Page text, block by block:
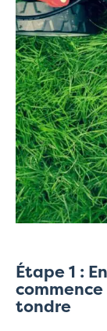
Étape 1 :
tondre